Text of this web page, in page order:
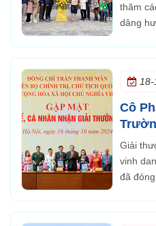
thăm
dâng
Cô
Vinh
Vừ A
Giải
vinh
đã